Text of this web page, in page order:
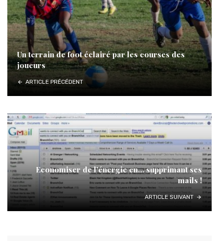
Un terrain de foot éclairé par les courses des
joueurs
ARTICLE PRÉCÉDENT
Economiser de l’énergie en… supprimant ses
mails !
ARTICLE SUIVANT